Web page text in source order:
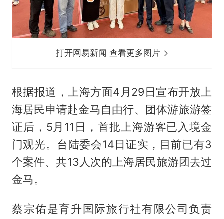
打开网易新闻 查看更多图片
根据报道，上海方面4月29日宣布开放上
海居民申请赴金马自由行、团体游旅游签
证后，5月11日，首批上海游客已入境金
门观光。台陆委会14日证实，目前已有3
个案件、共13人次的上海居民旅游团去过
金马。
蔡宗佑是育升国际旅行社有限公司负责